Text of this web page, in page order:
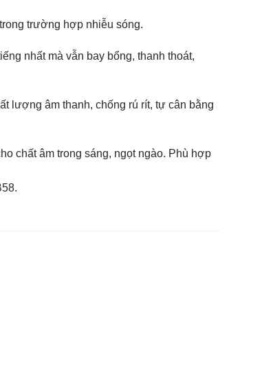
trường hợp nhiễu sóng.
nhất mà vẫn bay bổng, thanh thoát,
lượng âm thanh, chống rú rít, tự cân bằng
chất âm trong sáng, ngọt ngào. Phù hợp